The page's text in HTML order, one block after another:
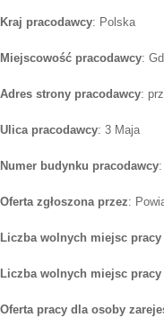
Kraj pracodawcy: Polska
Miejscowość pracodawcy:
Adres strony pracodawcy:
Ulica pracodawcy: 3 Maja
Numer budynku pracodawcy
Oferta zgłoszona przez:
Liczba wolnych miejsc
Liczba wolnych miejsc
Oferta pracy dla osoby